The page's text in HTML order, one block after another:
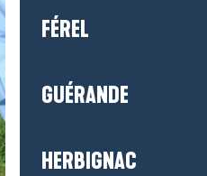
FÉREL
GUÉRANDE
HERBIGNAC